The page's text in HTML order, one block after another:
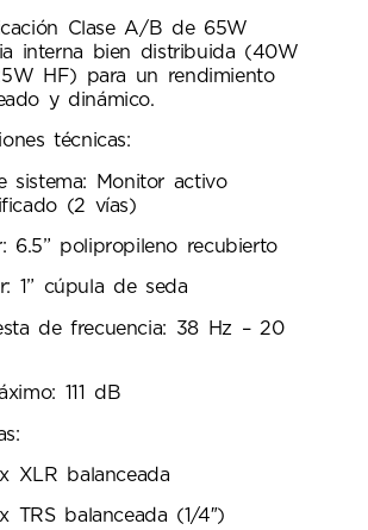
Clase A/B de 65W
interna bien distribuida (40W
HF) para un rendimiento
y dinámico.
técnicas:
sistema: Monitor activo
(2 vías)
6.5” polipropileno recubierto
1” cúpula de seda
de frecuencia: 38 Hz – 20
111 dB
XLR balanceada
TRS balanceada (1/4″)